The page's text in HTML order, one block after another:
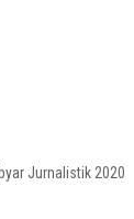
Jurnalistik 2020